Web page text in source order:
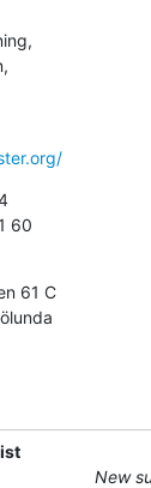
60
61 C
New